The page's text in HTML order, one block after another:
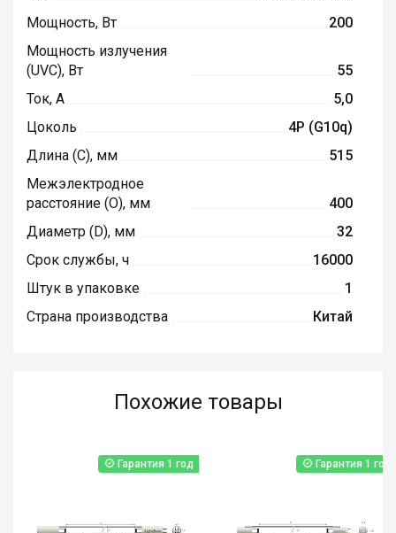
Мощность, Вт
200
Мощность излучения
(UVC), Вт
55
Ток, А
5,0
Цоколь
4P (G10q)
Длина (C), мм
515
Межэлектродное
расстояние (O), мм
400
Диаметр (D), мм
32
Срок службы, ч
16000
Штук в упаковке
1
Страна производства
Китай
Похожие товары
Гарантия 1 год Гарантия 1 год